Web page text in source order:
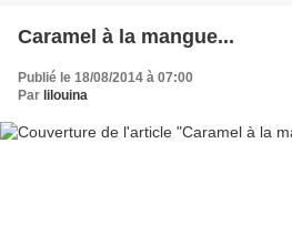
Caramel à la mangue...
Publié le 18/08/2014 à 07:00
Par lilouina